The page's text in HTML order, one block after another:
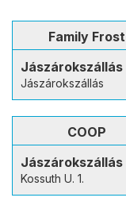
Family Frost
Jászárokszállás
Jászárokszállás
COOP
Jászárokszállás
Kossuth U. 1.